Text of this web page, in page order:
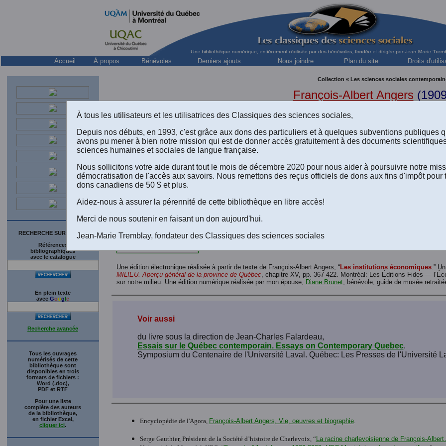
Accueil À propos Bénévoles Derniers ajouts Nous joindre Plan du site Droits
RECHERCHE SUR LE SITE
Références
bibliographiques
avec le catalogue
En plein texte
avec Google
Recherche avancée
Tous les ouvrages
numérisés de cette
bibliothèque sont
disponibles en trois
formats de fichiers :
Word (.doc),
PDF et RTF
Pour une liste
complète des auteurs
de la bibliothèque,
en fichier Excel,
cliquer ici.
Collection « Les sciences sociales
François-Albert Angers
à l’École des Hautes Études Commerciales (HEC) de
“Les institutions économiques.”
Le texte de l'article au format Word 2008 à télécharger
Le texte de l'article au format PDF-texte (Acrobat Reader) à télécharger
Une édition électronique réalisée à partir de texte de François-Albert Angers, “Les institutions économiques.”
MILIEU. Aperçu général de la province de Québec, chapitre XV, pp. 367-422. Montréal: Les Éditions Fides —
sur notre milieu. Une édition numérique réalisée par mon épouse, Diane Brunet, bénévole, guide de musée
Voir aussi
du livre sous la direction de Jean-Charles Falardeau,
Essais sur le Québec contemporain. Essays on Contemporary Quebec.
Symposium du Centenaire de l'Université Laval. Québec: Les Presses de l'Université
Encyclopédie de l'Agora, François-Albert Angers, Vie, oeuvres et biographie.
Serge Gauthier, Président de la Société d’histoire de Charlevoix, “ La racine charlevoisienne de François-Albert
À tous les utilisateurs et les utilisatrices des Classiques des sciences sociales,
Depuis nos débuts, en 1993, c'est grâce aux dons des particuliers et à quelques subventions publiques
avons pu mener à bien notre mission qui est de donner accès gratuitement à des documents
sciences humaines et sociales de langue française.
Nous sollicitons votre aide durant tout le mois de décembre 2020 pour nous aider à poursuivre notre
démocratisation de l'accès aux savoirs. Nous remettons des reçus officiels de dons aux fins d'impôt pour
dons canadiens de 50 $ et plus.
Aidez-nous à assurer la pérennité de cette bibliothèque en libre accès!
Merci de nous soutenir en faisant un don aujourd'hui.
Jean-Marie Tremblay, fondateur des Classiques des sciences sociales